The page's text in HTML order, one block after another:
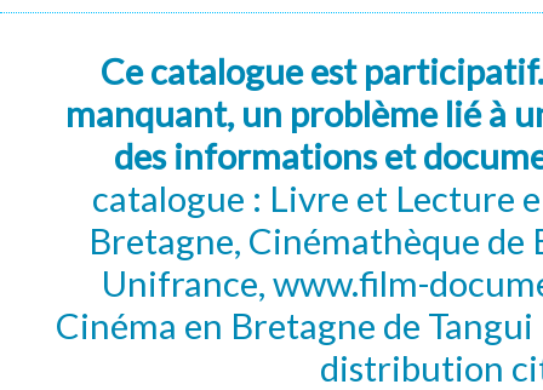
Ce catalogue est
manquant, un problème lié à
des informations et
catalogue : Livre et Lecture
Bretagne, Cinémathèque de
Unifrance, www.film-
Cinéma en Bretagne de
distribution